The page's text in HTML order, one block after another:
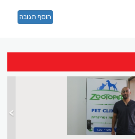
הוסף תגובה
>